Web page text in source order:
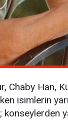
Chaby Han,
isimlerin